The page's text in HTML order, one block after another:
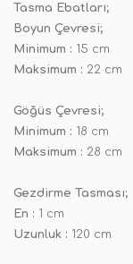
Tasma Ebatları;
Boyun Çevresi;
Minimum : 15 cm
Maksimum : 22 cm
Göğüs Çevresi;
Minimum : 18 cm
Maksimum : 28 cm
Gezdirme Tasması;
En : 1 cm
Uzunluk : 120 cm